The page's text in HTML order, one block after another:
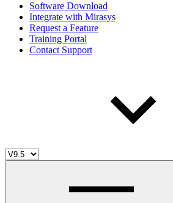
Software Download
Integrate with Mirasys
Request a Feature
Training Portal
Contact Support